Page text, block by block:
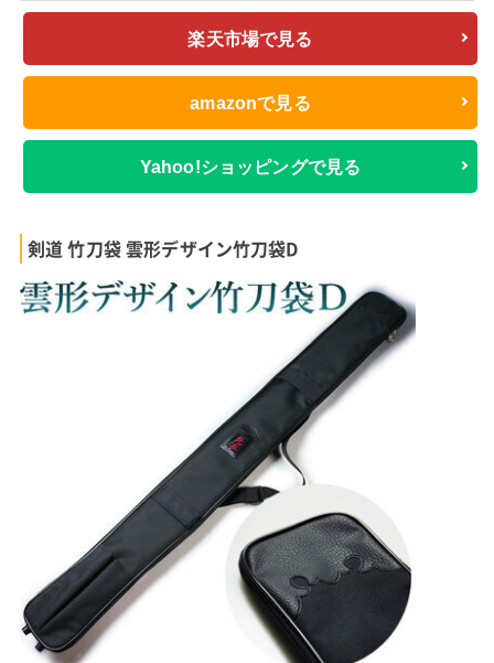
楽天市場で見る
amazonで見る
Yahoo!ショッピングで見る
剣道 竹刀袋 雲形デザイン竹刀袋D